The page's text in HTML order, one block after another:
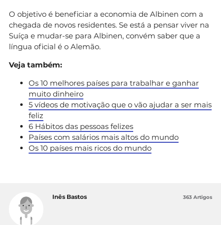
O objetivo é beneficiar a economia de Albinen com a
chegada de novos residentes. Se está a pensar viver na
Suíça e mudar-se para Albinen, convém saber que a
língua oficial é o Alemão.
Veja também:
Os 10 melhores países para trabalhar e ganhar
muito dinheiro
5 vídeos de motivação que o vão ajudar a ser mais
feliz
6 Hábitos das pessoas felizes
Países com salários mais altos do mundo
Os 10 países mais ricos do mundo
Inês Bastos 363 Artigos